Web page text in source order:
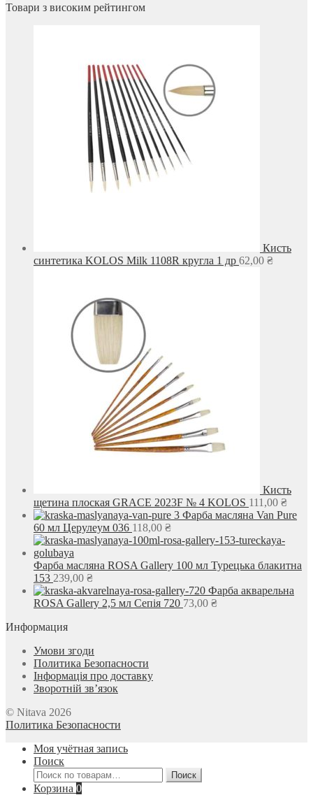
Товари з високим рейтингом
Кисть
синтетика KOLOS Milk 1108R кругла 1 др 62,00 ₴
Кисть
щетина плоская GRACE 2023F № 4 KOLOS 111,00 ₴
Фарба масляна Van Pure
60 мл Церулеум 036 118,00 ₴
Фарба масляна ROSA Gallery 100 мл Турецька блакитна
153 239,00 ₴
Фарба акварельна
ROSA Gallery 2,5 мл Сепія 720 73,00 ₴
Информация
Умови згоди
Политика Безопасности
Інформація про доставку
Зворотній зв’язок
© Nitava 2026
Политика Безопасности
Моя учётная запись
Поиск
Искать:
Поиск
Корзина 0